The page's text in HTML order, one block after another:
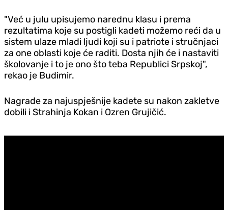
"Već u julu upisujemo narednu klasu i prema
rezultatima koje su postigli kadeti možemo reći da u
sistem ulaze mladi ljudi koji su i patriote i stručnjaci
za one oblasti koje će raditi. Dosta njih će i nastaviti
školovanje i to je ono što teba Republici Srpskoj",
rekao je Budimir.
Nagrade za najuspješnije kadete su nakon zakletve
dobili i Strahinja Kokan i Ozren Grujičić.